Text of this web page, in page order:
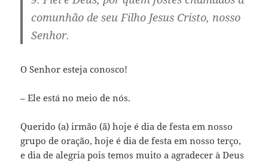
comunhão de seu Filho Jesus Cristo, nosso
Senhor.
O Senhor esteja conosco!
– Ele está no meio de nós.
Querido (a) irmão (ã) hoje é dia de festa em nosso
grupo de oração, hoje é dia de festa em nosso terço,
e dia de alegria pois temos muito a agradecer à Deus